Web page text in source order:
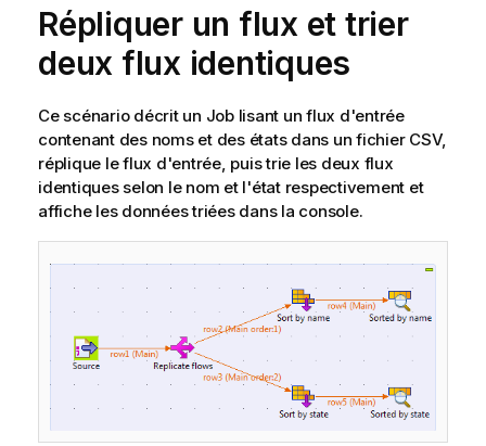
Répliquer un flux et trier
deux flux identiques
Ce scénario décrit un Job lisant un flux d'entrée
contenant des noms et des états dans un fichier CSV,
réplique le flux d'entrée, puis trie les deux flux
identiques selon le nom et l'état respectivement et
affiche les données triées dans la console.